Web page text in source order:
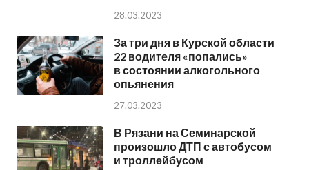
28.03.2023
За три дня в Курской области
22 водителя «попались»
в состоянии алкогольного
опьянения
27.03.2023
В Рязани на Семинарской
произошло ДТП с автобусом
и троллейбусом